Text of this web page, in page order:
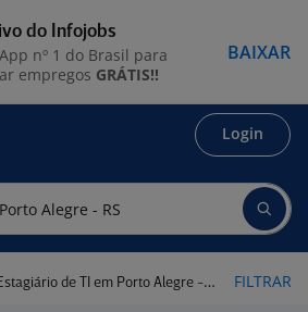
Login
de TI em Porto Alegre - RS FILTRAR
do Infojobs
nº 1 do Brasil para
empregos GRÁTIS!!
BAIXAR